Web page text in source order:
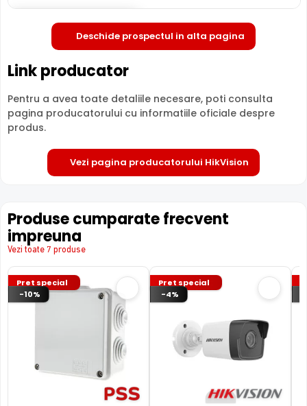
Deschide prospectul in alta pagina
Link producator
Pentru a avea toate detaliile necesare, poti consulta
pagina producatorului cu informatiile oficiale despre
produs.
Vezi pagina producatorului HikVision
Produse cumparate frecvent
impreuna
Vezi toate 7 produse
Pret special
-10%
Pret special
-4%